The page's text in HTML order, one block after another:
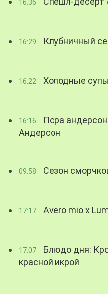
16:36
16:29 Клубничный
16:22 Холодные
16:16
Пора
Андерсон
09:58 Сезон
17:17 Avero mio x
17:07
Блюдо дня:
красной икрой